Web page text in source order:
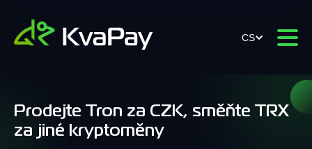
CS
Prodejte Tron za CZK, směňte TRX
za jiné kryptoměny